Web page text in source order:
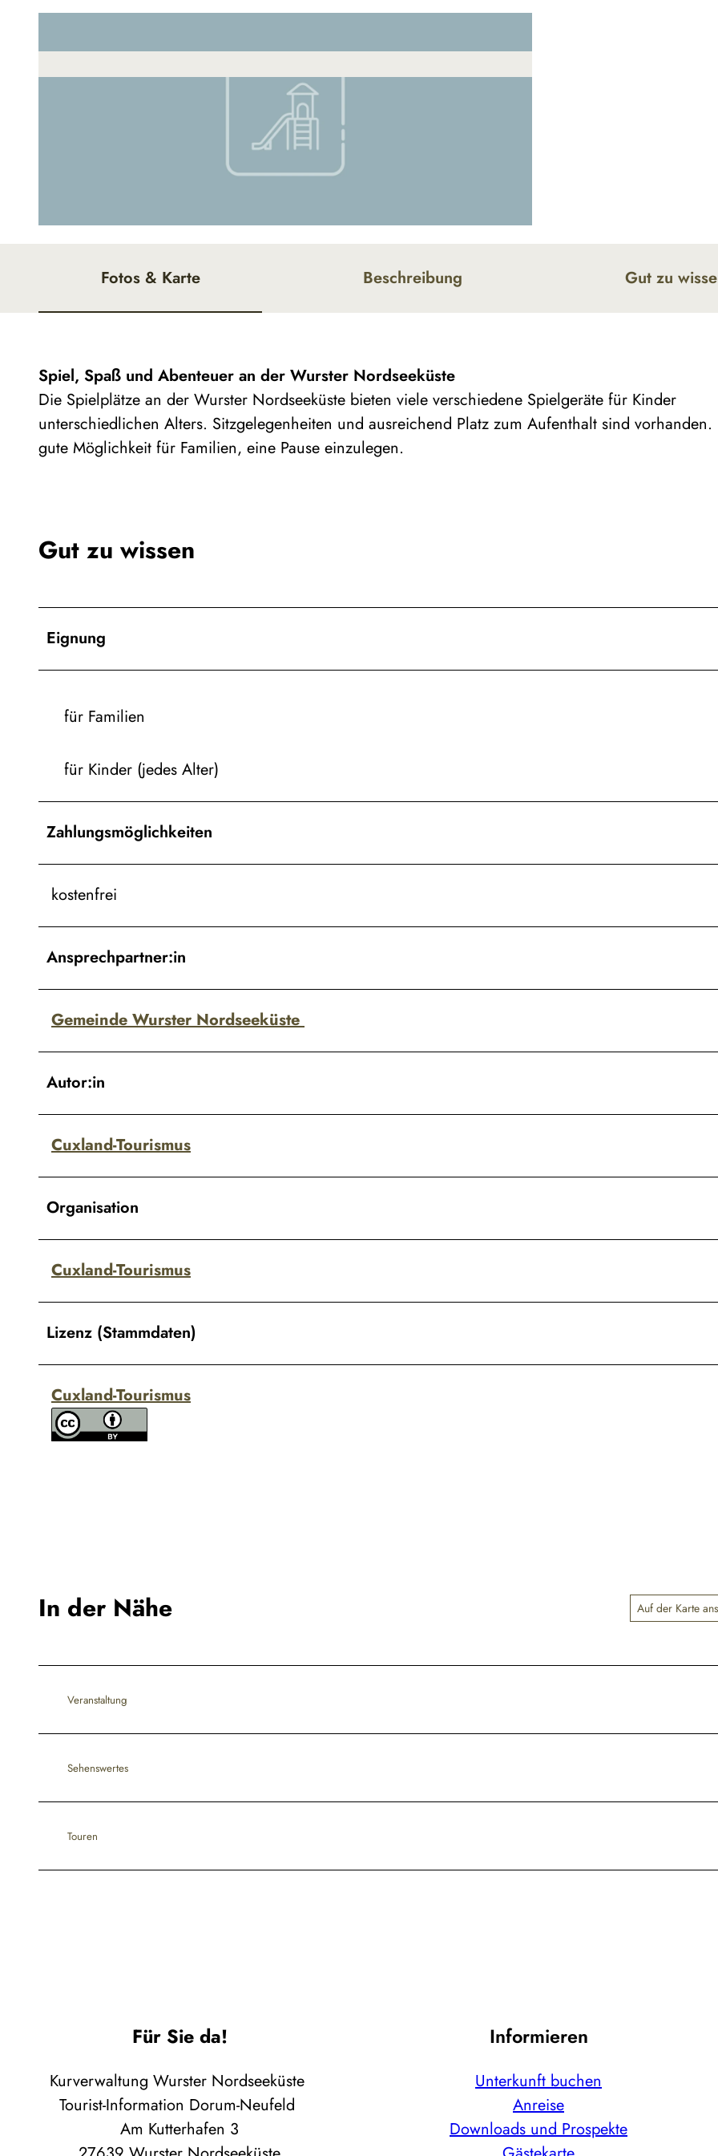
Fotos & Karte Beschreibung Gut zu
Spiel, Spaß und Abenteuer an der Wurster Nordseeküste
Die Spielplätze an der Wurster Nordseeküste bieten viele verschiedene Spielgeräte für Kinder
unterschiedlichen Alters. Sitzgelegenheiten und ausreichend Platz zum Aufenthalt sind vorhanden.
gute Möglichkeit für Familien, eine Pause einzulegen.
Gut zu wissen
Eignung
für Familien
für Kinder (jedes Alter)
Zahlungsmöglichkeiten
kostenfrei
Ansprechpartner:in
Gemeinde Wurster Nordseeküste
Autor:in
Cuxland-Tourismus
Organisation
Cuxland-Tourismus
Lizenz (Stammdaten)
Cuxland-Tourismus
In der Nähe Auf der Karte
Veranstaltung
Sehenswertes
Touren
Für Sie da!
Kurverwaltung Wurster Nordseeküste
Tourist-Information Dorum-Neufeld
Am Kutterhafen 3
Informieren
Unterkunft buchen
Anreise
Downloads und Prospekte